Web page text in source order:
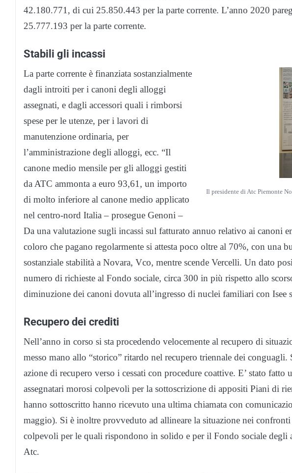
42.180.771, di cui 25.850.443 per la parte corrente. L’anno 2020
25.777.193 per la parte corrente.
Stabili gli incassi
Il presidente di Atc Piemonte
La parte corrente è finanziata sostanzialmente
dagli introiti per i canoni degli alloggi
assegnati, e dagli accessori quali i rimborsi
spese per le utenze, per i lavori di
manutenzione ordinaria, per
l’amministrazione degli alloggi, ecc. “Il
canone medio mensile per gli alloggi gestiti
da ATC ammonta a euro 93,61, un importo
di molto inferiore al canone medio applicato
nel centro-nord Italia – prosegue Genoni –
Da una valutazione sugli incassi sul fatturato annuo relativo ai canoni
coloro che pagano regolarmente si attesta poco oltre al 70%, con una
sostanziale stabilità a Novara, Vco, mentre scende Vercelli. Un dato
numero di richieste al Fondo sociale, circa 300 in più rispetto allo
diminuzione dei canoni dovuta all’ingresso di nuclei familiari con Isee
Recupero dei crediti
Nell’anno in corso si sta procedendo velocemente al recupero di
messo mano allo “storico” ritardo nel recupero triennale dei
azione di recupero verso i cessati con procedure coattive. E’ stato
assegnatari morosi colpevoli per la sottoscrizione di appositi Piani di
hanno sottoscritto hanno ricevuto una ultima chiamata con
maggio). Si è inoltre provveduto ad allineare la situazione nei
colpevoli per le quali rispondono in solido e per il Fondo sociale degli
Atc.